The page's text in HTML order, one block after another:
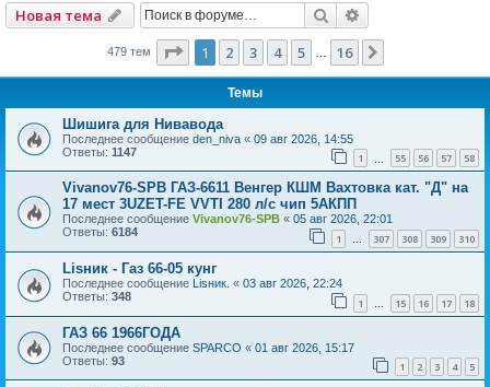
Новая тема Поиск
479 тем Страница из 16
1 2 3 4 5 16
Темы
Шишига для Нивавода
Последнее сообщение den_niva « 09 авг 2026, 14:55
Ответы: 1147 1 55 56 57 58
Vivanov76-SPB ГАЗ-6611 Венгер КШМ Вахтовка кат. "Д" на
17 мест 3UZET-FE VVTI 280 л/с чип 5АКПП
Последнее сообщение Vivanov76-SPB « 05 авг 2026, 22:01
Ответы: 6184 1 … 307 308 309 310
Lisник - Газ 66-05 кунг
Последнее сообщение Lisник. « 03 авг 2026, 22:24
Ответы: 348 1 … 15 16 17 18
ГАЗ 66 1966ГОДА
Последнее сообщение SPARCO « 01 авг 2026, 15:17
Ответы: 93 1 2 3 4 5